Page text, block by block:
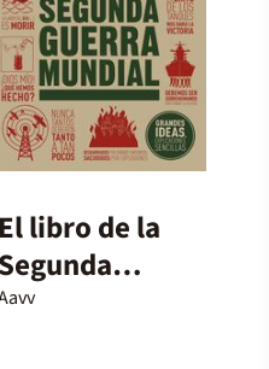
El libro de la
Segunda